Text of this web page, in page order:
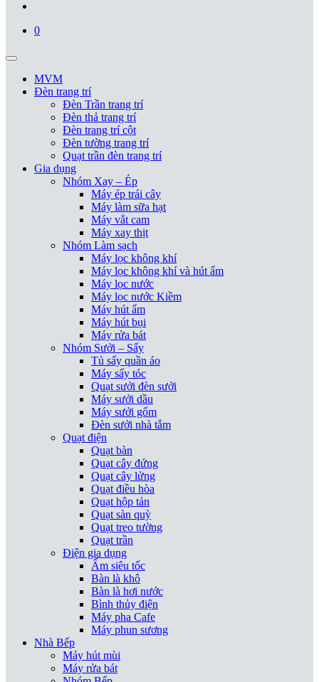
0
MVM
Đèn trang trí
Đèn Trần trang trí
Đèn thả trang trí
Đèn trang trí cột
Đèn tường trang trí
Quạt trần đèn trang trí
Gia dụng
Nhóm Xay – Ép
Máy ép trái cây
Máy làm sữa hạt
Máy vắt cam
Máy xay thịt
Nhóm Làm sạch
Máy lọc không khí
Máy lọc không khí và hút ẩm
Máy lọc nước
Máy lọc nước Kiềm
Máy hút ẩm
Máy hút bụi
Máy rửa bát
Nhóm Sưởi – Sấy
Tủ sấy quần áo
Máy sấy tóc
Quạt sưởi đèn sưởi
Máy sưởi dầu
Máy sưởi gốm
Đèn sưởi nhà tắm
Quạt điện
Quạt bàn
Quạt cây đứng
Quạt cây lửng
Quạt điều hòa
Quạt hộp tản
Quạt sàn quỳ
Quạt treo tường
Quạt trần
Điện gia dụng
Ấm siêu tốc
Bàn là khô
Bàn là hơi nước
Bình thủy điện
Máy pha Cafe
Máy phun sương
Nhà Bếp
Máy hút mùi
Máy rửa bát